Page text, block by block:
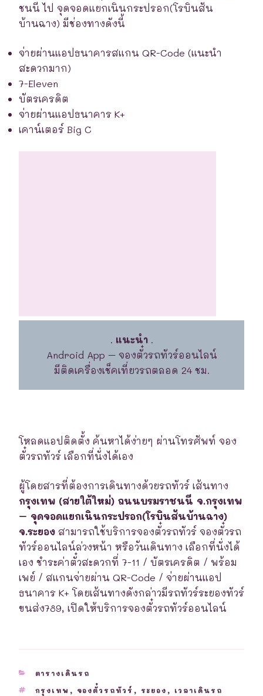
ชนนี ไป จุดจอดแยกเนินกระปรอก(โรบินสัน
บ้านฉาง) มีช่องทางดังนี้
จ่ายผ่านแอปธนาคารสแกน QR-Code (แนะนำ
สะดวกมาก)
7-Eleven
บัตรเครดิต
จ่ายผ่านแอปธนาคาร K+
เคาน์เตอร์ Big C
. แนะนำ.
Android App – จองตั๋วรถทัวร์ออนไลน์
มีติดเครื่องเช็คเที่ยวรถตลอด 24 ชม.
โหลดแอปติดตั้ง ค้นหาได้ง่ายๆ ผ่านโทรศัพท์ จอง
ตั๋วรถทัวร์ เลือกที่นั่งได้เอง
ผู้โดยสารที่ต้องการเดินทางด้วยรถทัวร์ เส้นทาง
กรุงเทพ (สายใต้ใหม่) ถนนบรมราชนนี จ.กรุงเทพ
– จุดจอดแยกเนินกระปรอก(โรบินสันบ้านฉาง)
จ.ระยอง สามารถใช้บริการจองตั๋วรถทัวร์ จองตั๋วรถ
ทัวร์ออนไลน์ล่วงหน้า หรือวันเดินทาง เลือกที่นั่งได้
เอง ชำระค่าตั๋วสะดวกที่ 7-11 / บัตรเครดิต / พร้อม
เพย์ / สแกนจ่ายผ่าน QR-Code / จ่ายผ่านแอป
ธนาคาร K+ โดยเส้นทางดังกล่าวมีรถทัวร์ระยองทัวร์
ขนส่ง789, เปิดให้บริการจองตั๋วรถทัวร์ออนไลน์
CATEGORIES
ตารางเดินรถ
TAGS
กรุงเทพ , จองตั๋วรถทัวร์ , ระยอง , เวลาเดินรถ